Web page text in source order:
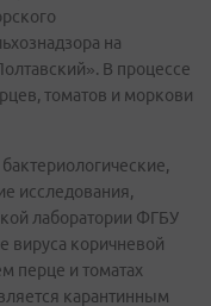
на
В процессе
томатов и моркови
исследования,
лаборатории ФГБУ
коричневой
перце и томатах
карантинным